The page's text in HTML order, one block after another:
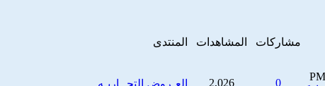
مشاركات المشاهدات المنتدى
0
2,026 العـروض التجــاريـه